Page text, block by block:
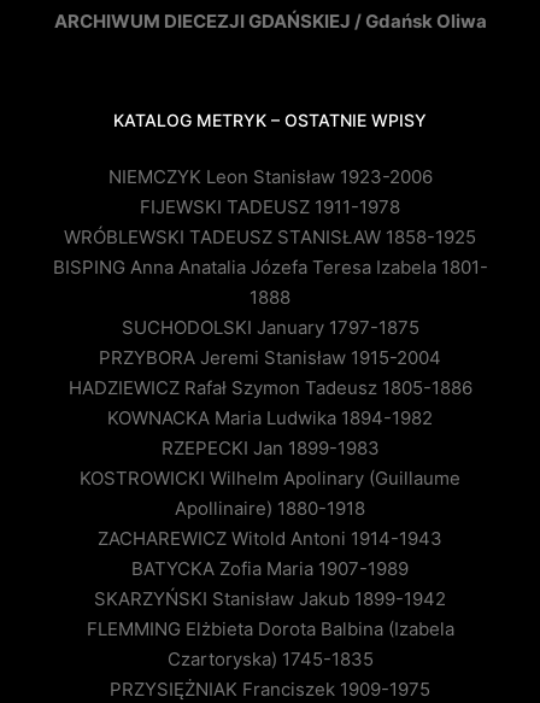
ARCHIWUM DIECEZJI GDAŃSKIEJ / Gdańsk Oliwa
KATALOG METRYK – OSTATNIE WPISY
NIEMCZYK Leon Stanisław 1923-2006
FIJEWSKI TADEUSZ 1911-1978
WRÓBLEWSKI TADEUSZ STANISŁAW 1858-1925
BISPING Anna Anatalia Józefa Teresa Izabela 1801-
1888
SUCHODOLSKI January 1797-1875
PRZYBORA Jeremi Stanisław 1915-2004
HADZIEWICZ Rafał Szymon Tadeusz 1805-1886
KOWNACKA Maria Ludwika 1894-1982
RZEPECKI Jan 1899-1983
KOSTROWICKI Wilhelm Apolinary (Guillaume
Apollinaire) 1880-1918
ZACHAREWICZ Witold Antoni 1914-1943
BATYCKA Zofia Maria 1907-1989
SKARZYŃSKI Stanisław Jakub 1899-1942
FLEMMING Elżbieta Dorota Balbina (Izabela
Czartoryska) 1745-1835
PRZYSIĘŻNIAK Franciszek 1909-1975